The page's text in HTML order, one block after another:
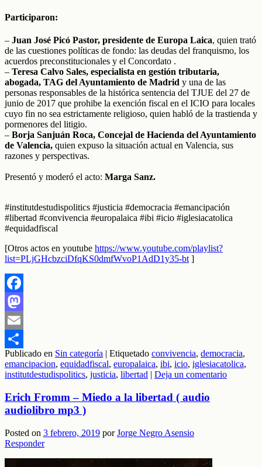
Participaron:
– Juan José Picó Pastor, presidente de Europa Laica, quien trató
de las cuestiones políticas de fondo: las deudas del franquismo, los
acuerdos preconstitucionales y el Concordato .
– Teresa Calvo Sales, especialista en gestión tributaria,
abogada, TAG del Ayuntamiento de Madrid y una de las
personas responsables de la histórica sentencia del TJUE del 27 de
junio de 2017 que prohibe la exención fiscal en el ICIO para locales
cuyo fin no sea estrictamente religioso, quien habló de la trastienda y
pormenores del litigio.
– Borja Sanjuán Roca, Concejal de Hacienda del Ayuntamiento
de Valencia, quien expuso la situación actual en Valencia, sus
razones y perspectivas.
Presentó y moderó el acto: Marga Sanz.
#institutdestudispolitics #justicia #democracia #emancipación
#libertad #convivencia #europalaica #ibi #icio #iglesiacatolica
#equidadfiscal
[Otros actos en youtube https://www.youtube.com/playlist?
list=PLjGHcbzciDfqKS0dmfWvoP1AdD1y35-bt ]
Facebook
Mastodon
Email
Compartir
Publicado en Sin categoría | Etiquetado convivencia, democracia,
emancipacion, equidadfiscal, europalaica, ibi, icio, iglesiacatolica,
institutdestudispolitics, justicia, libertad | Deja un comentario
Erich Fromm – Miedo a la libertad ( audio
audiolibro mp3 )
Posted on 3 febrero, 2019 porJorge Negro Asensio
Responder